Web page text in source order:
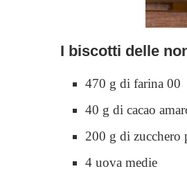
I biscotti delle
470 g di farina 00
40 g di cacao
200 g di zucchero
4 uova medie